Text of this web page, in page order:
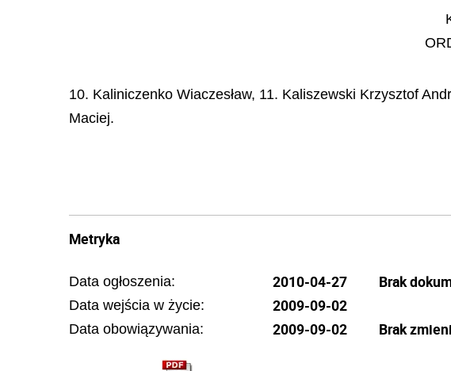
10. Kaliniczenko Wiaczesław, 11. Kaliszewski Krzysztof
Maciej.
Metryka
Data ogłoszenia: 2010-04-27
Data wejścia w życie: 2009-09-02
Data obowiązywania: 2009-09-02
Brak
Brak